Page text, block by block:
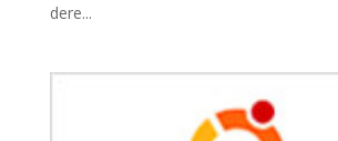
dere...